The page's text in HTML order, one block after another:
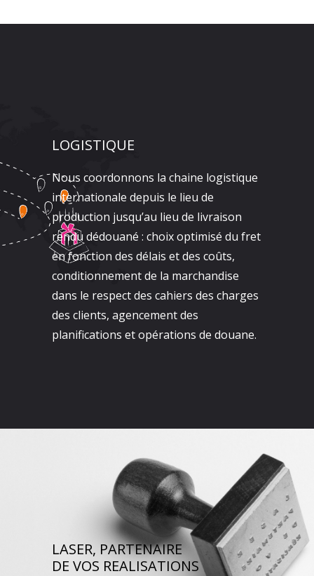
LOGISTIQUE
Nous coordonnons la chaine logistique
internationale depuis le lieu de
production jusqu’au lieu de livraison
rendu dédouané : choix optimisé du fret
en fonction des délais et des coûts,
conditionnement de la marchandise
dans le respect des cahiers des charges
des clients, agencement des
planifications et opérations de douane.
LASER, PARTENAIRE
DE VOS REALISATIONS